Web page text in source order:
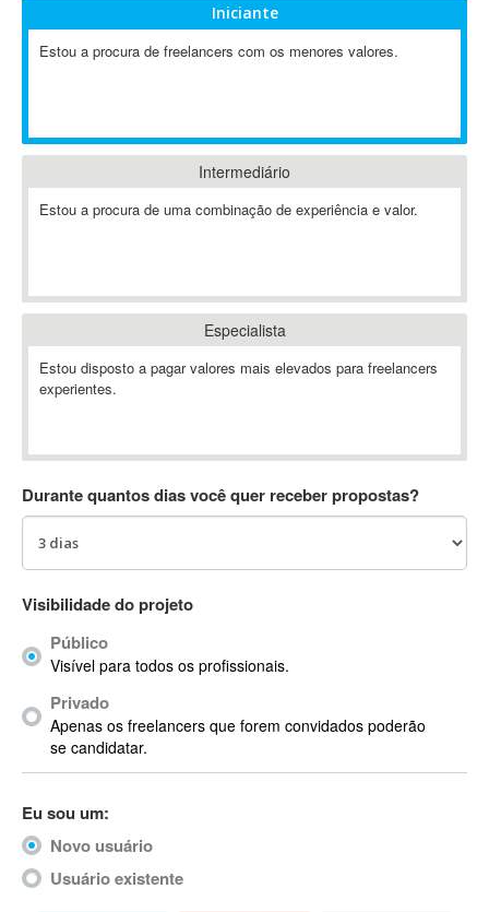
A-GPS
ABAP
Abaqus
ABBYY FineReader
Ableton
Ableton Push
Abstract
AC3
ACID Pro
ACPI
Acrobat
Acrobat X
Acronis
ACT
Actimize
ActionScript
ActionScript 3
Iniciante
Estou a procura de freelancers com os menores valores.
Intermediário
Estou a procura de uma combinação de experiência e valor.
Especialista
Estou disposto a pagar valores mais elevados para freelancers
experientes.
Durante quantos dias você quer receber propostas?
Visibilidade do projeto
Público
Visível para todos os profissionais.
Privado
Apenas os freelancers que forem convidados poderão
se candidatar.
Eu sou um:
Novo usuário
Usuário existente